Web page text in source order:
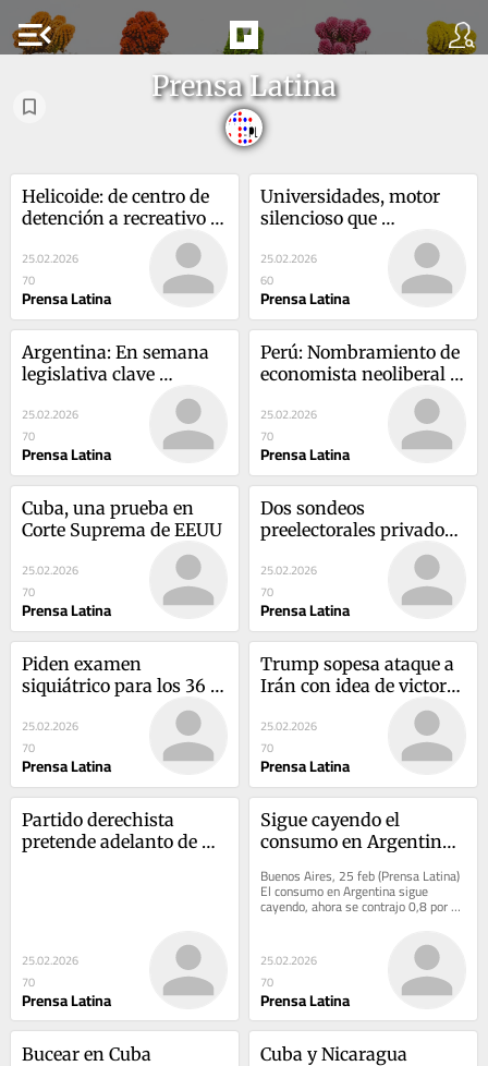
menu_open
Prensa Latina
Helicoide: de centro de
detención a recreativo
cultural en Venezuela
25.02.2026
70
Prensa Latina
Universidades, motor
silencioso que
reconfigura la economía
25.02.2026
60
Prensa Latina
Argentina: En semana
legislativa clave
peronismo se debilita en
Senado
25.02.2026
70
Prensa Latina
Perú: Nombramiento de
economista neoliberal
genera controversia
25.02.2026
70
Prensa Latina
Cuba, una prueba en
Corte Suprema de EEUU
25.02.2026
70
Prensa Latina
Dos sondeos
preelectorales privados
resultados en Perú
25.02.2026
70
Prensa Latina
Piden examen
siquiátrico para los 36
Presidencia de Perú
25.02.2026
70
Prensa Latina
Trump sopesa ataque a
Irán con idea de victoria
25.02.2026
70
Prensa Latina
Partido derechista
pretende adelanto de
25.02.2026
70
Prensa Latina
Sigue cayendo el
consumo en Argentina,
Buenos Aires, 25 feb (Prensa Latina)
El consumo en Argentina sigue
cayendo, ahora se contrajo 0,8 por
ciento interanual en enero la cual
25.02.2026
70
Prensa Latina
Bucear en Cuba
Cuba y Nicaragua